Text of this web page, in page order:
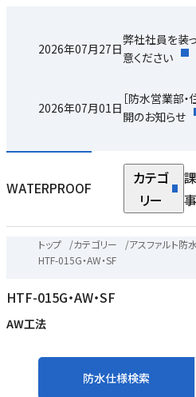
2026年07月27日
弊社社員を装
意ください
2026年07月01日
［防水営業部
開のお知らせ
WATERPROOF
カテゴ
リー
トップ /カテゴリー /アスファルト防
HTF-015G・AW・SF
HTF-015G・AW・SF
AW工法
防水仕様検索